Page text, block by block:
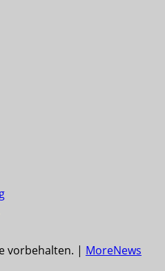
vorbehalten. | MoreNews